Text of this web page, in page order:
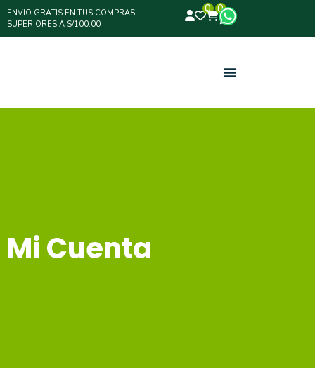
ENVIO GRATIS EN TUS COMPRAS
SUPERIORES A S/100.00
0 0
Mi Cuenta